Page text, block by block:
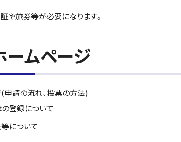
や旅券等が必要になります。
ムページ
請の流れ、投票の方法)
登録について
について